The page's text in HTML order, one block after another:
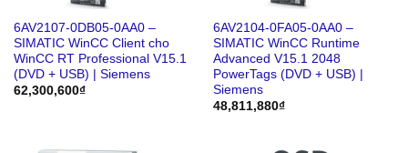
6AV2107-0DB05-0AA0 –
SIMATIC WinCC Client cho
WinCC RT Professional V15.1
(DVD + USB) | Siemens
62,300,600₫
6AV2104-0FA05-0AA0 –
SIMATIC WinCC Runtime
Advanced V15.1 2048
PowerTags (DVD + USB) |
Siemens
48,811,880₫